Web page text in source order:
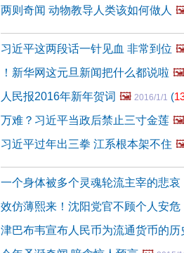
两则奇闻 动物教导人类该如何做人
习近平这两段话一针见血 非常到位
！新华网这元旦新闻把什么都说啦 🖼️
人民报2016年新年贺词 🖼️ 2016/1/1 (
万难？习近平当政后禁止三寸金莲 🖼️
习近平过年出三拳 江系根本架不住
一个身体被多个灵魂轮流主宰的悲哀
效仿薄熙来！沈阳党官不顾个人安危
津巴布韦宣布人民币为流通货币的历